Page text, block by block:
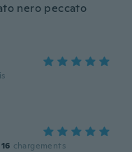
nero peccato
16 chargements